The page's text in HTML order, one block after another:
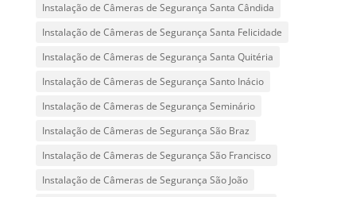
Instalação de Câmeras de Segurança Santa Cândida
Instalação de Câmeras de Segurança Santa Felicidade
Instalação de Câmeras de Segurança Santa Quitéria
Instalação de Câmeras de Segurança Santo Inácio
Instalação de Câmeras de Segurança Seminário
Instalação de Câmeras de Segurança São Braz
Instalação de Câmeras de Segurança São Francisco
Instalação de Câmeras de Segurança São João